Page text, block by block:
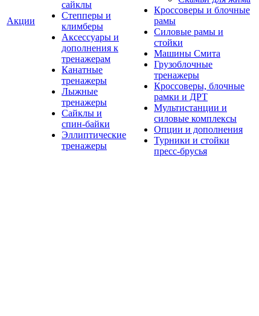
Акции
сайклы
Степперы и
климберы
Аксессуары и
дополнения к
тренажерам
Канатные
тренажеры
Лыжные
тренажеры
Сайклы и
спин-байки
Эллиптические
тренажеры
Кроссоверы и блочные
рамы
Силовые рамы и
стойки
Машины Смита
Грузоблочные
тренажеры
Кроссоверы, блочные
рамки и ДРТ
Мультистанции и
силовые комплексы
Опции и дополнения
Турники и стойки
пресс-брусья